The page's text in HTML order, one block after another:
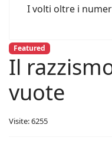
I volti oltre i
Featured
Il
vuote
Visite: 6255